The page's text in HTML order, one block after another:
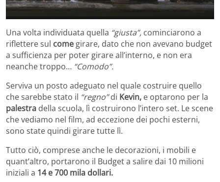
Una volta individuata quella “giusta”, cominciarono a
riflettere sul come girare, dato che non avevano budget
a sufficienza per poter girare all’interno, e non era
neanche troppo… “Comodo”.
Serviva un posto adeguato nel quale costruire quello
che sarebbe stato il “regno”di Kevin, e optarono per la
palestra della scuola, lì costruirono l’intero set. Le scene
che vediamo nel film, ad eccezione dei pochi esterni,
sono state quindi girare tutte lì.
Tutto ciò, comprese anche le decorazioni, i mobili e
quant’altro, portarono il Budget a salire dai 10 milioni
iniziali a 14 e 700 mila dollari.